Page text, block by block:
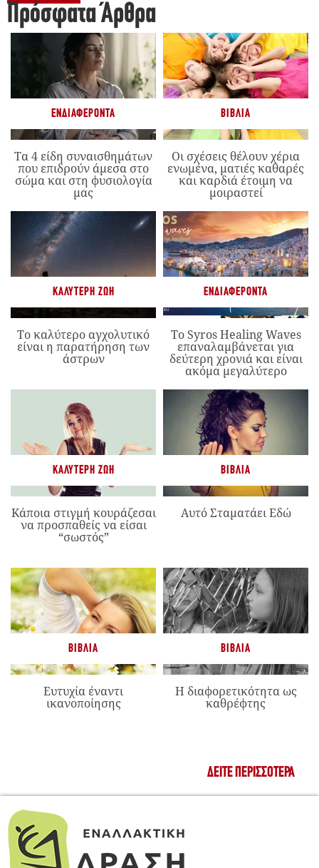
Πρόσφατα Άρθρα
ΕΝΔΙΑΦΈΡΟΝΤΑ
Τα 4 είδη συναισθημάτων
που επιδρούν άμεσα στο
σώμα και στη φυσιολογία
μας
ΒΙΒΛΊΑ
Οι σχέσεις θέλουν χέρια
ενωμένα, ματιές καθαρές
και καρδιά έτοιμη να
μοιραστεί
ΚΑΛΎΤΕΡΗ ΖΩΉ
Το καλύτερο αγχολυτικό
είναι η παρατήρηση των
άστρων
ΕΝΔΙΑΦΈΡΟΝΤΑ
Το Syros Healing Waves
επαναλαμβάνεται για
δεύτερη χρονιά και είναι
ακόμα μεγαλύτερο
ΚΑΛΎΤΕΡΗ ΖΩΉ
Κάποια στιγμή κουράζεσαι
να προσπαθείς να είσαι
“σωστός”
ΒΙΒΛΊΑ
Αυτό Σταματάει Εδώ
ΒΙΒΛΊΑ
Ευτυχία έναντι
ικανοποίησης
ΒΙΒΛΊΑ
Η διαφορετικότητα ως
καθρέφτης
ΔΕΊΤΕ ΠΕΡΙΣΣΌΤΕΡΑ